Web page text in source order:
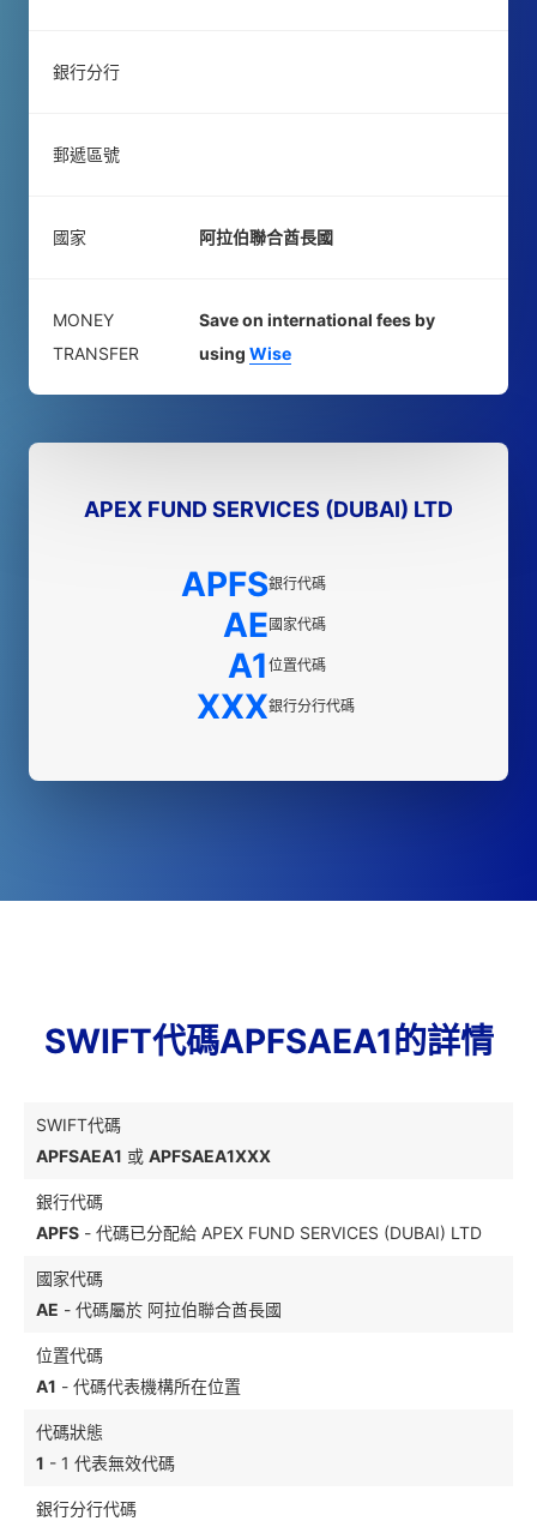
銀行分行
郵遞區號
國家 阿拉伯聯合酋長國
MONEY
TRANSFER
Save on international fees by
using Wise
APEX FUND SERVICES (DUBAI) LTD
APFS銀行代碼
AE國家代碼
A1 位置代碼
XXX銀行分行代碼
SWIFT代碼APFSAEA1的詳情
SWIFT代碼
APFSAEA1 或 APFSAEA1XXX
銀行代碼
APFS - 代碼已分配給 APEX FUND SERVICES (DUBAI) LTD
國家代碼
AE - 代碼屬於 阿拉伯聯合酋長國
位置代碼
A1 - 代碼代表機構所在位置
代碼狀態
1 - 1 代表無效代碼
銀行分行代碼